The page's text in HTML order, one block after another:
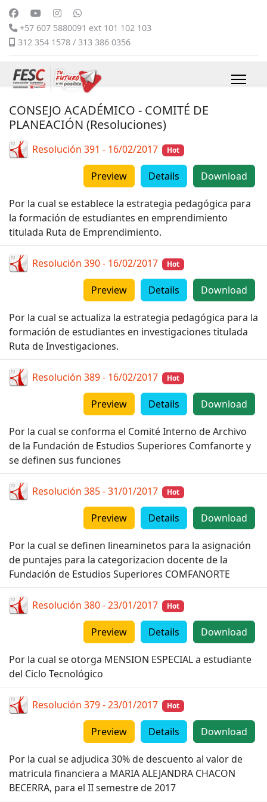
+57 607 5880091 ext 101 102 103
312 354 1578 / 313 386 0356
CONSEJO ACADÉMICO - COMITÉ DE
PLANEACIÓN (Resoluciones)
Resolución 391 - 16/02/2017 Hot
Download
Details
Preview
Por la cual se establece la estrategia pedagógica para
la formación de estudiantes en emprendimiento
titulada Ruta de Emprendimiento.
Resolución 390 - 16/02/2017 Hot
Download
Details
Preview
Por la cual se actualiza la estrategia pedagógica para la
formación de estudiantes en investigaciones titulada
Ruta de Investigaciones.
Resolución 389 - 16/02/2017 Hot
Download
Details
Preview
Por la cual se conforma el Comité Interno de Archivo
de la Fundación de Estudios Superiores Comfanorte y
se definen sus funciones
Resolución 385 - 31/01/2017 Hot
Download
Details
Preview
Por la cual se definen lineaminetos para la asignación
de puntajes para la categorizacion docente de la
Fundación de Estudios Superiores COMFANORTE
Resolución 380 - 23/01/2017 Hot
Download
Details
Preview
Por la cual se otorga MENSION ESPECIAL a estudiante
del Ciclo Tecnológico
Resolución 379 - 23/01/2017 Hot
Download
Details
Preview
Por la cual se adjudica 30% de descuento al valor de
matricula financiera a MARIA ALEJANDRA CHACON
BECERRA, para el II semestre de 2017